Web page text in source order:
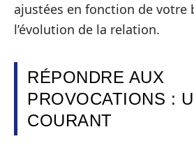
ajustées en fonction de votre
l’évolution de la relation.
RÉPONDRE AUX
PROVOCATIONS :
COURANT